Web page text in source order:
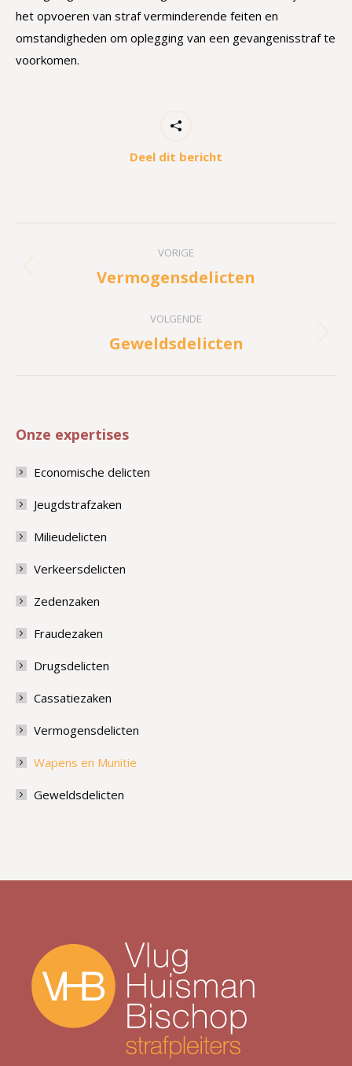
het opvoeren van straf verminderende feiten en
omstandigheden om oplegging van een gevangenisstraf te
voorkomen.
Deel dit bericht
VORIGE
Previous
Vermogensdelicten
VOLGENDE
Next
Geweldsdelicten
Onze expertises
Economische delicten
Jeugdstrafzaken
Milieudelicten
Verkeersdelicten
Zedenzaken
Fraudezaken
Drugsdelicten
Cassatiezaken
Vermogensdelicten
Wapens en Munitie
Geweldsdelicten